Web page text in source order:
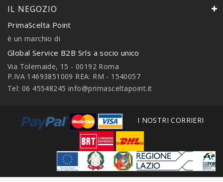
IL NEGOZIO
PrimaScelta Point
è un marchio di
Global Service B2B Srls a socio unico
Via Tolemaide, 15 - 00192 Roma
P.IVA 14693851009 REA: RM - 1540057
Tel: 06 45548245 info@primasceltapoint.it
I NOSTRI CORRIERI